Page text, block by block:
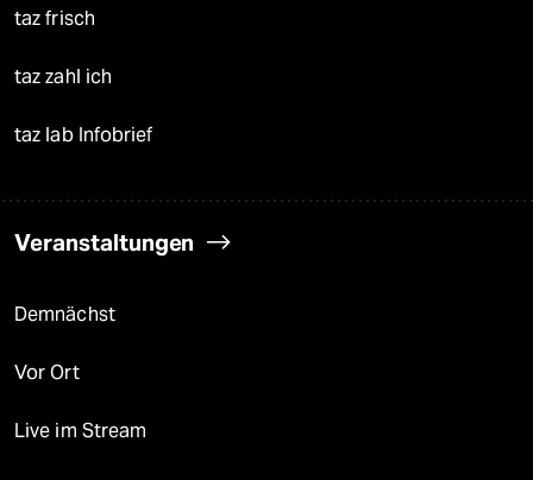
taz frisch
taz zahl ich
taz lab Infobrief
Veranstaltungen
Demnächst
Vor Ort
Live im Stream